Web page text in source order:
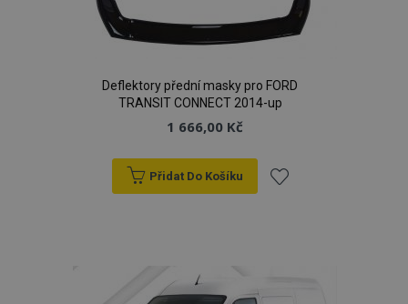
Deflektory přední masky pro FORD
TRANSIT CONNECT 2014-up
1 666,00 Kč
Přidat Do Košíku